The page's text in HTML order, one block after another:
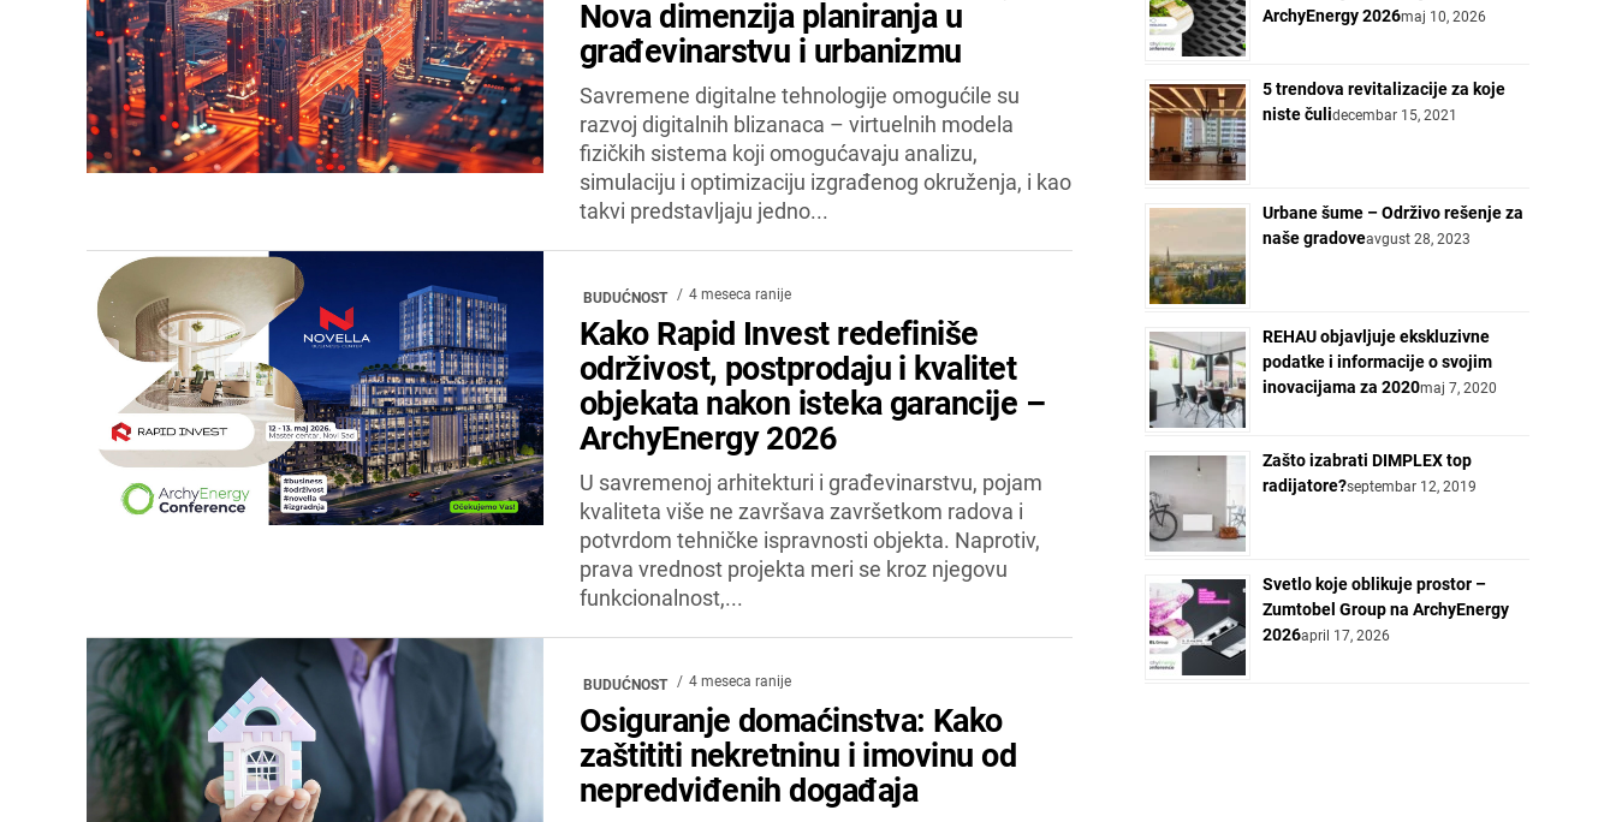
Nova dimenzija planiranja u
građevinarstvu i urbanizmu
Savremene digitalne tehnologije omogućile su
razvoj digitalnih blizanaca – virtuelnih modela
fizičkih sistema koji omogućavaju analizu,
simulaciju i optimizaciju izgrađenog okruženja, i kao
takvi predstavljaju jedno...
BUDUĆNOST 4 meseca ranije
Kako Rapid Invest redefiniše
održivost, postprodaju i kvalitet
objekata nakon isteka garancije –
ArchyEnergy 2026
U savremenoj arhitekturi i građevinarstvu, pojam
kvaliteta više ne završava završetkom radova i
potvrdom tehničke ispravnosti objekta. Naprotiv,
prava vrednost projekta meri se kroz njegovu
funkcionalnost,...
BUDUĆNOST 4 meseca ranije
Osiguranje domaćinstva: Kako
zaštititi nekretninu i imovinu od
nepredviđenih događaja
ArchyEnergy 2026maj 10, 2026
5 trendova revitalizacije za koje
niste čulidecembar 15, 2021
Urbane šume – Održivo rešenje za
naše gradoveavgust 28, 2023
REHAU objavljuje ekskluzivne
podatke i informacije o svojim
inovacijama za 2020maj 7, 2020
Zašto izabrati DIMPLEX top
radijatore?septembar 12, 2019
Svetlo koje oblikuje prostor –
Zumtobel Group na ArchyEnergy
2026april 17, 2026